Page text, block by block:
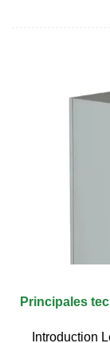
Principales
Introduction